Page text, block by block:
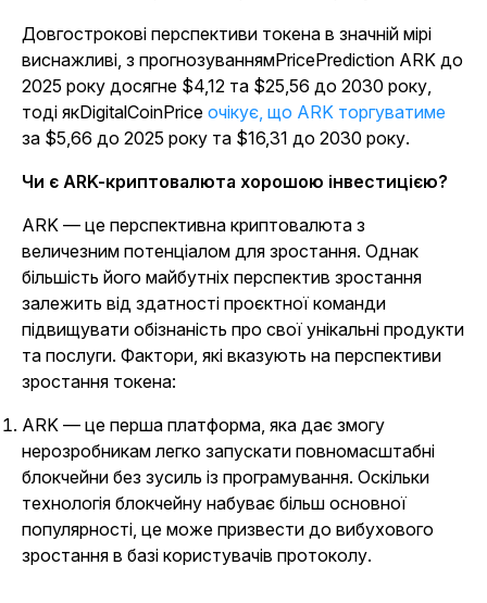
Довгострокові перспективи токена в значній мірі
виснажливі, з прогнозуваннямPricePrediction ARK до
2025 року досягне $4,12 та $25,56 до 2030 року,
тоді якDigitalCoinPrice очікує, що ARK торгуватиме
за $5,66 до 2025 року та $16,31 до 2030 року.
Чи є ARK-криптовалюта хорошою інвестицією?
ARK — це перспективна криптовалюта з
величезним потенціалом для зростання. Однак
більшість його майбутніх перспектив зростання
залежить від здатності проєктної команди
підвищувати обізнаність про свої унікальні продукти
та послуги. Фактори, які вказують на перспективи
зростання токена:
ARK — це перша платформа, яка дає змогу
нерозробникам легко запускати повномасштабні
блокчейни без зусиль із програмування. Оскільки
технологія блокчейну набуває більш основної
популярності, це може призвести до вибухового
зростання в базі користувачів протоколу.